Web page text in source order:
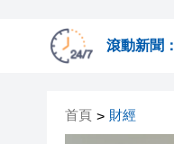
滾動新聞：
首頁 > 財經